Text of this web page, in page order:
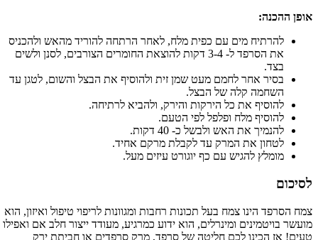
אופן ההכנה:
להרתיח מים עם כפית מלח, לאחר הרתחה להוריד מהאש ולהכניס
את הסרפד ל- 3-4 דקות להוצאת החומרים הצורבים, לסנן ולשים
בצד.
בסיר אחר לחמם מעט שמן זית ולהוסיף את הבצל והשום, לטגן עד
השחמה קלה של הבצל.
להוסיף את כל הירקות והירק, ולהביא לרתיחה.
להוסיף מלח ופלפל לפי הטעם.
להנמיך את האש ולבשל כ- 40 דקות.
לטחון את המרק עד לקבלת מרקם אחיד.
מומלץ להגיש עם כף יוגורט עיזים מעל.
לסיכום
צמח הסרפד הינו צמח בעל תכונות רחבות ומגוונות לריפוי טיפול ואיזון, הוא
מועשר בויטמינים ומינרלים, הוא ידוע כמרגיע, מעודד ייצור חלב אם ואפילו
טעים! אז הכינו לכם חליטה של סרפד, מרק סרפדים או חביתת ירק